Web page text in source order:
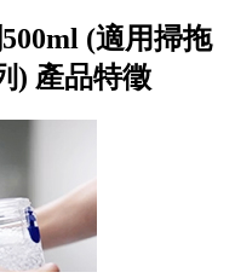
(適用掃拖
) 產品特徵